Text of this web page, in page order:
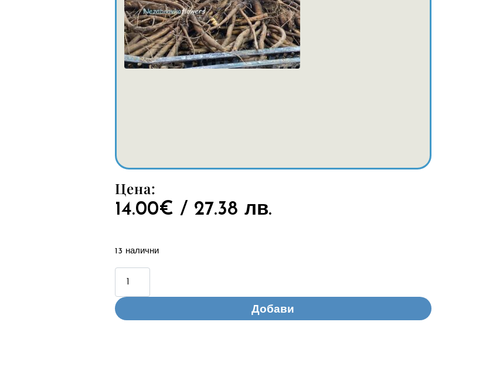
Цена:
14.00€ / 27.38 лв.
13 налични
Добави